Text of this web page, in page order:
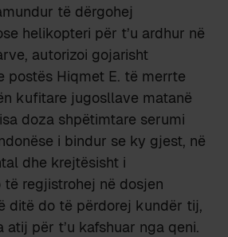
të dërgohej
helikopteri për t’u ardhur në
autorizoi gojarisht
postës Hiqmet E. të merrte
kufitare jugosllave matanë
doza shpëtimtare serumi
i bindur se ky gjest, në
dhe krejtësisht i
të regjistrohej në dosjen
ditë do të përdorej kundër tij,
atij për t’u kafshuar nga qeni.